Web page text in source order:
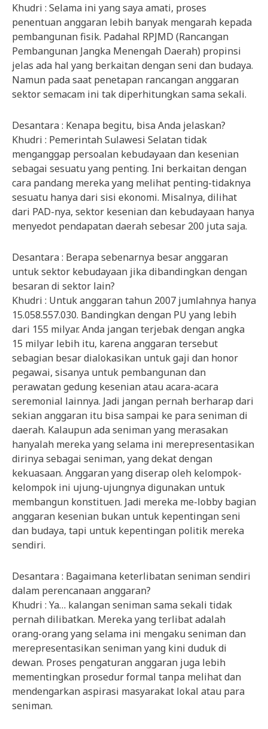
Khudri : Selama ini yang saya amati, proses
penentuan anggaran lebih banyak mengarah kepada
pembangunan fisik. Padahal RPJMD (Rancangan
Pembangunan Jangka Menengah Daerah) propinsi
jelas ada hal yang berkaitan dengan seni dan budaya.
Namun pada saat penetapan rancangan anggaran
sektor semacam ini tak diperhitungkan sama sekali.
Desantara : Kenapa begitu, bisa Anda jelaskan?
Khudri : Pemerintah Sulawesi Selatan tidak
menganggap persoalan kebudayaan dan kesenian
sebagai sesuatu yang penting. Ini berkaitan dengan
cara pandang mereka yang melihat penting-tidaknya
sesuatu hanya dari sisi ekonomi. Misalnya, dilihat
dari PAD-nya, sektor kesenian dan kebudayaan hanya
menyedot pendapatan daerah sebesar 200 juta saja.
Desantara : Berapa sebenarnya besar anggaran
untuk sektor kebudayaan jika dibandingkan dengan
besaran di sektor lain?
Khudri : Untuk anggaran tahun 2007 jumlahnya hanya
15.058.557.030. Bandingkan dengan PU yang lebih
dari 155 milyar. Anda jangan terjebak dengan angka
15 milyar lebih itu, karena anggaran tersebut
sebagian besar dialokasikan untuk gaji dan honor
pegawai, sisanya untuk pembangunan dan
perawatan gedung kesenian atau acara-acara
seremonial lainnya. Jadi jangan pernah berharap dari
sekian anggaran itu bisa sampai ke para seniman di
daerah. Kalaupun ada seniman yang merasakan
hanyalah mereka yang selama ini merepresentasikan
dirinya sebagai seniman, yang dekat dengan
kekuasaan. Anggaran yang diserap oleh kelompok-
kelompok ini ujung-ujungnya digunakan untuk
membangun konstituen. Jadi mereka me-lobby bagian
anggaran kesenian bukan untuk kepentingan seni
dan budaya, tapi untuk kepentingan politik mereka
sendiri.
Desantara : Bagaimana keterlibatan seniman sendiri
dalam perencanaan anggaran?
Khudri : Ya… kalangan seniman sama sekali tidak
pernah dilibatkan. Mereka yang terlibat adalah
orang-orang yang selama ini mengaku seniman dan
merepresentasikan seniman yang kini duduk di
dewan. Proses pengaturan anggaran juga lebih
mementingkan prosedur formal tanpa melihat dan
mendengarkan aspirasi masyarakat lokal atau para
seniman.